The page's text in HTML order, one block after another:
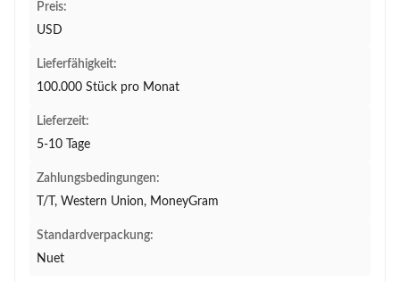
Preis:
USD
Lieferfähigkeit:
100.000 Stück pro Monat
Lieferzeit:
5-10 Tage
Zahlungsbedingungen:
T/T, Western Union, MoneyGram
Standardverpackung:
Nuet